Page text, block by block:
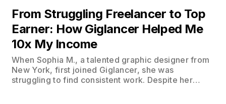
From Struggling Freelancer to Top
Earner: How Giglancer Helped Me
10x My Income
When Sophia M., a talented graphic designer from
New York, first joined Giglancer, she was
struggling to find consistent work. Despite her